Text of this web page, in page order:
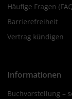
Häufige Fragen
Barrierefreiheit
Vertrag kündigen
Informationen
Buchvorstellung –